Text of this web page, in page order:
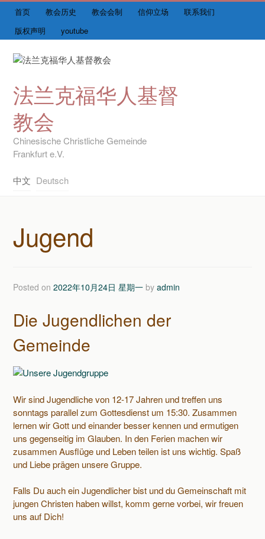
首页 教会历史 教会会制 信仰立场
联系我们
版权声明
youtube
法兰克福华人基督
教会
Chinesische Christliche Gemeinde
Frankfurt e.V.
中文 Deutsch
Skip
content
首页
🔴主日崇拜直播
牧者的话
团契
图书馆
友情链接
Jugend
Posted on2022年10月24日 星期一 byadmin
Die Jugendlichen der
Gemeinde
Wir sind Jugendliche von 12-17 Jahren und treffen uns
sonntags parallel zum Gottesdienst um 15:30. Zusammen
lernen wir Gott und einander besser kennen und ermutigen
uns gegenseitig im Glauben. In den Ferien machen wir
zusammen Ausflüge und Leben teilen ist uns wichtig. Spaß
und Liebe prägen unsere Gruppe.
Falls Du auch ein Jugendlicher bist und du Gemeinschaft mit
jungen Christen haben willst, komm gerne vorbei, wir freuen
uns auf Dich!